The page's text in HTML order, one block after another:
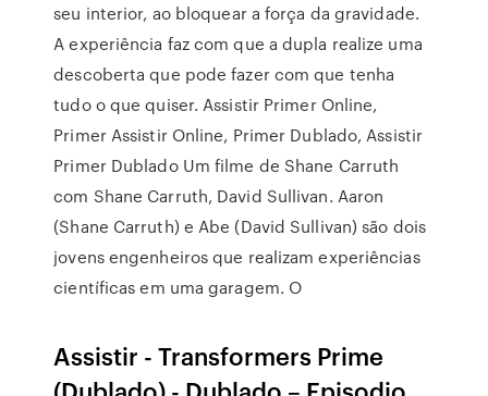
seu interior, ao bloquear a força da gravidade.
A experiência faz com que a dupla realize uma
descoberta que pode fazer com que tenha
tudo o que quiser. Assistir Primer Online,
Primer Assistir Online, Primer Dublado, Assistir
Primer Dublado Um filme de Shane Carruth
com Shane Carruth, David Sullivan. Aaron
(Shane Carruth) e Abe (David Sullivan) são dois
jovens engenheiros que realizam experiências
científicas em uma garagem. O
Assistir - Transformers Prime